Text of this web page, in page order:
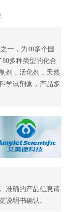
一，为40多个国
多种类型的化合
剂，活化剂，天然
学试剂盒，产品多
准确的产品信息请
说明书确认。